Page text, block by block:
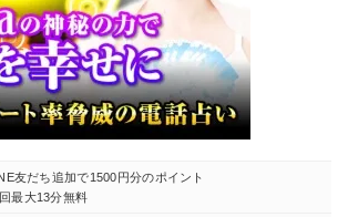
友だち追加で1500円分のポイント
最大13分無料